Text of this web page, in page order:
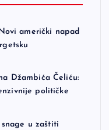
američki napad
Džambića Čeliću:
političke
u zaštiti